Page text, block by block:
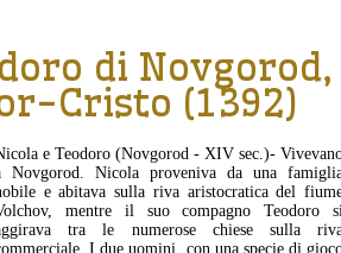
di Novgorod,
Cristo (1392)
e Teodoro (Novgorod - XIV sec.)-
Novgorod. Nicola proveniva da una
e abitava sulla riva aristocratica del
mentre il suo compagno Teodoro si
tra le numerose chiese sulla
I due uomini, con una specie di